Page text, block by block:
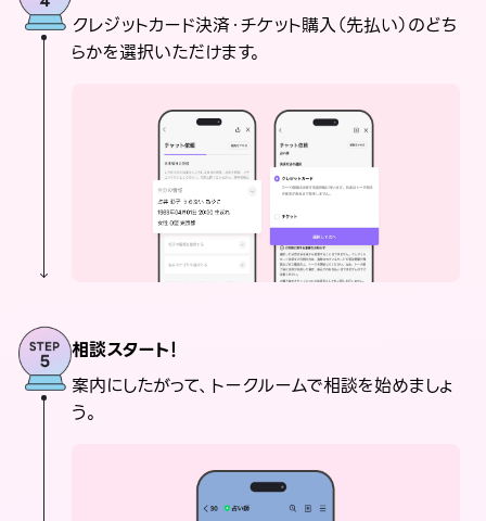
クレジットカード決済・チケット購入（先払い）のどち
らかを選択いただけます。
相談スタート！
案内にしたがって、トークルームで相談を始めましょ
う。